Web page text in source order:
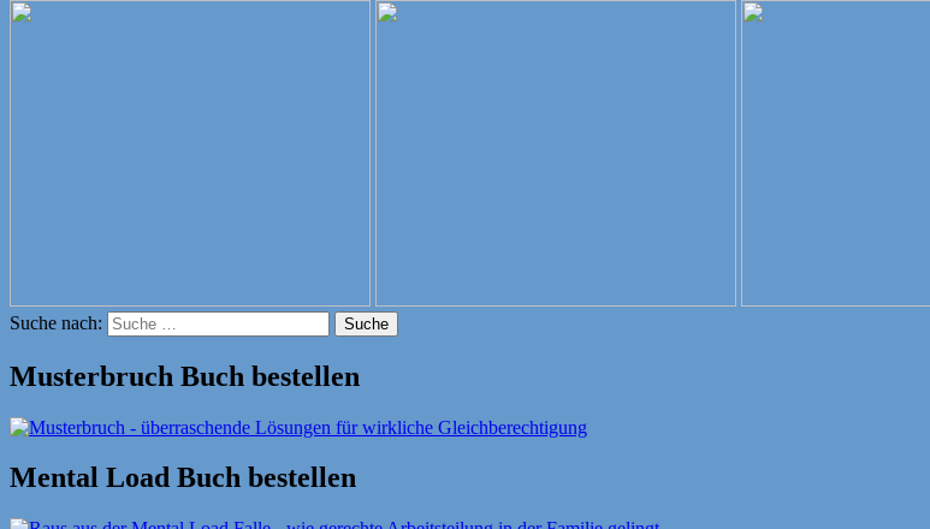
Suche nach: Suche
Musterbruch Buch bestellen
Mental Load Buch bestellen